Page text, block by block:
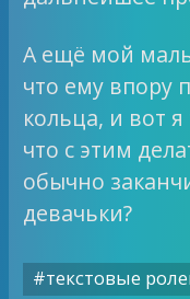
А ещё мой
что ему впору
кольца, и вот
что с этим
обычно
девачьки?
#текстовые